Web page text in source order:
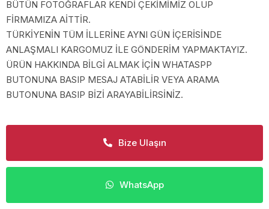
BÜTÜN FOTOĞRAFLAR KENDİ ÇEKİMİMİZ OLUP
FİRMAMIZA AİTTİR.
TÜRKİYENİN TÜM İLLERİNE AYNI GÜN İÇERİSİNDE
ANLAŞMALI KARGOMUZ İLE GÖNDERİM YAPMAKTAYIZ.
ÜRÜN HAKKINDA BİLGİ ALMAK İÇİN WHATASPP
BUTONUNA BASIP MESAJ ATABİLİR VEYA ARAMA
BUTONUNA BASIP BİZİ ARAYABİLİRSİNİZ.
Bize Ulaşın
WhatsApp